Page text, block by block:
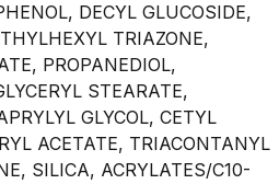
DECYL GLUCOSIDE,
TRIAZONE,
PROPANEDIOL,
STEARATE,
GLYCOL, CETYL
ACETATE, TRIACONTANYL
SILICA, ACRYLATES/C10-